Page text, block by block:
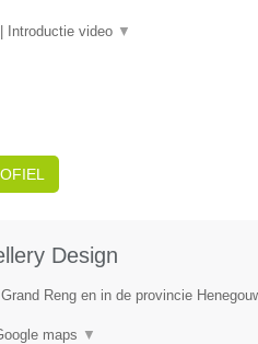
Introductie video ▼
Design
Reng en in de provincie
maps ▼